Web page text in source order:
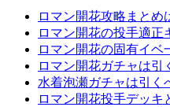
ロマン開花攻略まとめ
ロマン開花の投手適正
ロマン開花の固有イベ
ロマン開花ガチャは引
水着泡瀬ガチャは引く
ロマン開花投手デッキ